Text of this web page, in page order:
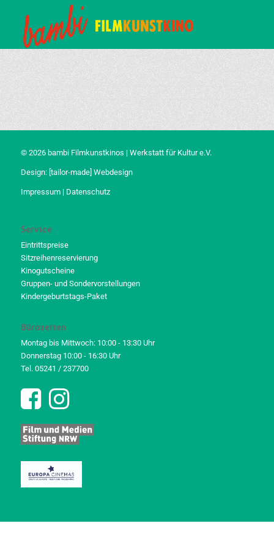
© 2026 bambi Filmkunstkinos | Werkstatt für Kultur e.V.
Design: [tailor-made] Webdesign
Impressum| Datenschutz
Service
Eintrittspreise
Sitzreihenreservierung
Kinogutscheine
Gruppen- und Sondervorstellungen
Kindergeburtstags-Paket
Bürozeiten
Montag bis Mittwoch: 10:00 - 13:30 Uhr
Donnerstag 10:00 - 16:30 Uhr
Tel. 05241 / 237700